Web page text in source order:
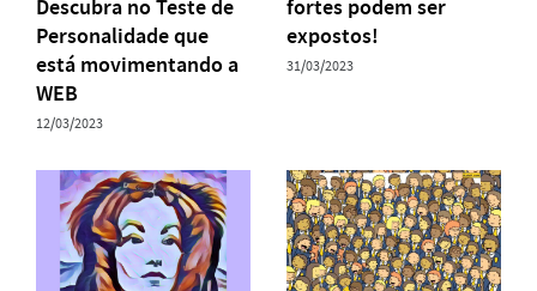
Descubra no Teste de
Personalidade que
está movimentando a
WEB
12/03/2023
fortes podem ser
expostos!
31/03/2023